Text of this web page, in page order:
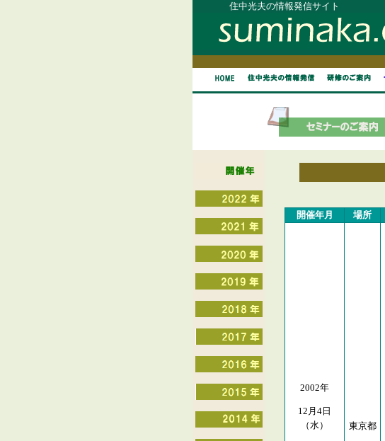
住中光夫の情報発信サイト
開催年月 場所
2002年
12月4日
（水）
東京都